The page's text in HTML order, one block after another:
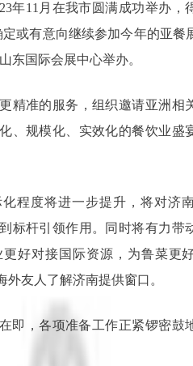
年11月在我市圆满成功举办，
或有意向继续参加今年的亚餐
东国际会展中心举办。
精准的服务，组织邀请亚洲相
、规模化、实效化的餐饮业盛
化程度将进一步提升，将对济
标杆引领作用。同时将有力带
好对接国际资源，为鲁菜更
友人了解济南提供窗口。
即，各项准备工作正紧锣密鼓